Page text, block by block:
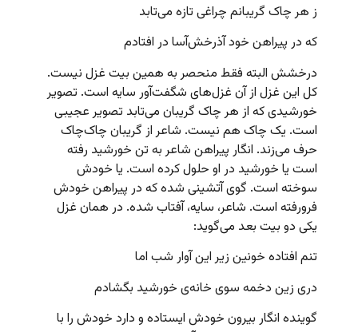
ز هر چاک گریبانم چراغی تازه می‌‌تابد
که در پیراهن خود آذرخش‌آسا در افتادم
درخشش البته فقط منحصر به همین بیت غزل نیست.
کل این غزل از آن غزل‌های شگفت‌آور سایه است. تصویر
خورشیدی که از هر چاک گریبان می‌تابد تصویر عجیبی
است. یک چاک هم نیست. شاعر از گریبان چاک‌چاک
حرف می‌زند. انگار پیراهن شاعر به تن خورشید رفته
است یا خورشید در او حلول کرده است. یا خودش
سوخته است. گوی آتشینی شده که در پیراهن خودش
فرورفته است. شاعر، سایه،‌ آفتاب شده. در همان غزل
یکی دو بیت بعد می‌گوید:
تنم افتاده خونین زیر این آوار شب اما
دری زین دخمه سوی خانه‌ی خورشید بگشادم
گوینده انگار بیرون خودش ایستاده و دارد خودش را با